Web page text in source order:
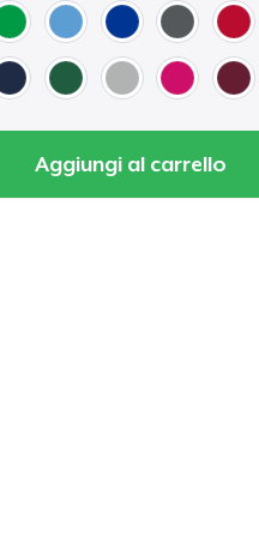
Aggiungi al carrello